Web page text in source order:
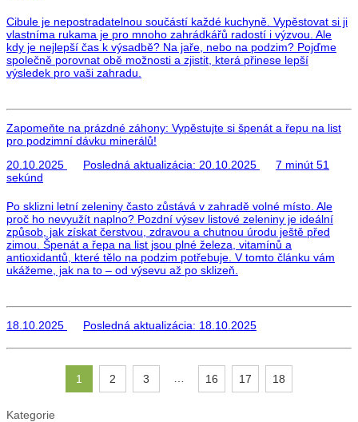
Cibule je nepostradatelnou součástí každé kuchyně. Vypěstovat si ji
vlastníma rukama je pro mnoho zahrádkářů radostí i výzvou. Ale
kdy je nejlepší čas k výsadbě? Na jaře, nebo na podzim? Pojďme
společně porovnat obě možnosti a zjistit, která přinese lepší
výsledek pro vaši zahradu.
Zapomeňte na prázdné záhony: Vypěstujte si špenát a řepu na list
pro podzimní dávku minerálů!
20.10.2025
Posledná aktualizácia: 20.10.2025
7 minút 51
sekúnd
Po sklizni letní zeleniny často zůstává v zahradě volné místo. Ale
proč ho nevyužít naplno? Pozdní výsev listové zeleniny je ideální
způsob, jak získat čerstvou, zdravou a chutnou úrodu ještě před
zimou. Špenát a řepa na list jsou plné železa, vitamínů a
antioxidantů, které tělo na podzim potřebuje. V tomto článku vám
ukážeme, jak na to – od výsevu až po sklizeň.
18.10.2025 Posledná aktualizácia: 18.10.2025
1 2 3 16 17 18
Kategorie